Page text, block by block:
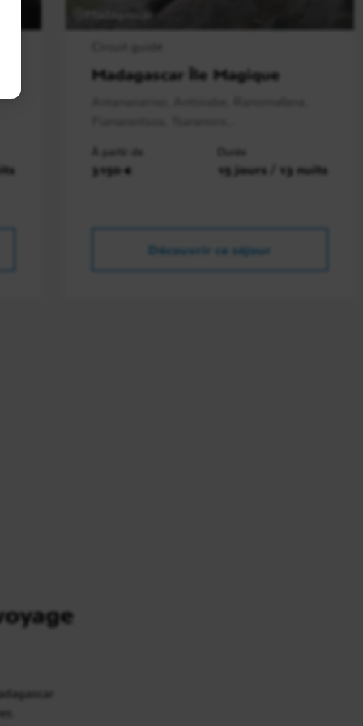
Madagascar
Madagascar Île Magique
À partir de
3150 €
Durée
15 jours / 13 nuits
Découvrir ce séjour